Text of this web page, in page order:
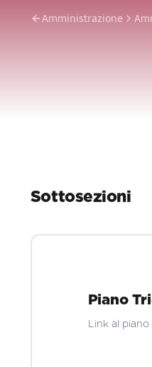
Amministrazione
Sottosezioni
Piano
Link al